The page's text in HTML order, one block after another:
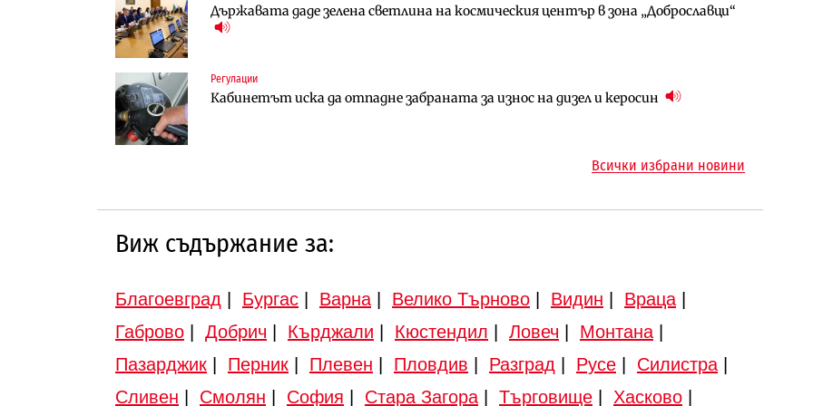
Държавата даде зелена светлина на космическия център в зона „Доброславци“
Регулации
Кабинетът иска да отпадне забраната за износ на дизел и керосин
АПИ възложи промяната на парцеларния план за магистралата Русе – Велико
Търново
Компании
„Ендуросат“ ще строи огромен космически и отбранителен център в
Вторият мост над Варненското езеро става част от бъдещата магистрала
„Черно море“
Публични финанси
Регионалният министър поема „на ръчно управление“ общинската
Всички избрани новини
Виж съдържание за:
Благоевград | Бургас | Варна | Велико Търново | Видин | Враца |
Габрово | Добрич | Кърджали | Кюстендил | Ловеч | Монтана |
Пазарджик | Перник | Плевен | Пловдив | Разград | Русе | Силистра |
Сливен | Смолян | София | Стара Загора | Търговище | Хасково |